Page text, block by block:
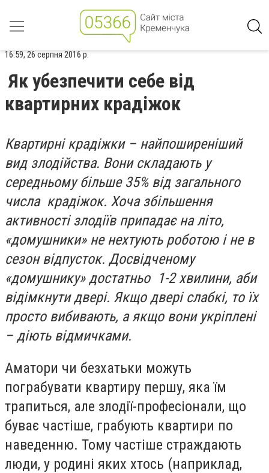
16:59, 26 серпня 2016 р.
Як убезпечити себе від
квартирних крадіжок
Квартирні крадіжки – найпоширеніший
вид злодійства. Вони складають у
середньому більше 35% від загального
числа крадіжок. Хоча збільшення
активності злодіїв припадає на літо,
«домушники» не нехтують роботою і не в
сезон відпусток. Досвідченому
«домушнику» достатньо 1-2 хвилини, аби
відімкнути двері. Якщо двері слабкі, то їх
просто вибивають, а якщо вони укріплені
– діють відмичками.
Аматори чи безхатьки можуть
пограбувати квартиру першу, яка їм
трапиться, але злодії-професіонали, що
буває частіше, грабують квартири по
наведенню. Тому частіше страждають
люди, у родині яких хтось (наприклад,